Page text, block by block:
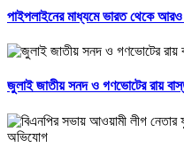
পাইপলাইনের মাধ্যমে ভারত থেকে আরও
জুলাই জাতীয় সনদ ও গণভোটের রায়